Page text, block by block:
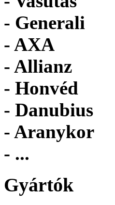
- Generali
- AXA
- Allianz
- Honvéd
- Danubius
- Aranykor
- ...
Gyártók